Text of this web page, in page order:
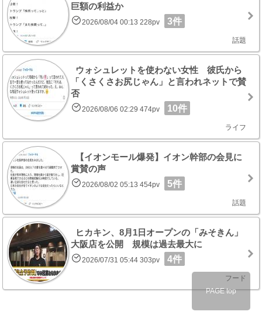
巨額の利益か
2026/08/04 00:13 228pv 3件
話題
ウォシュレットを使わない女性 彼氏から
「くさくさお尻じゃん」と言われネットで賛
否
2026/08/06 02:29 474pv 10件
ライフ
【イオンモール爆発】イオン幹部の会見に
賞賛の声
2026/08/02 05:13 454pv 5件
話題
ヒカキン、8月1日オープンの「みそきん」
大阪店を公開 規模は過去最大に
2026/07/31 05:44 303pv 4件
フード
PAGE top